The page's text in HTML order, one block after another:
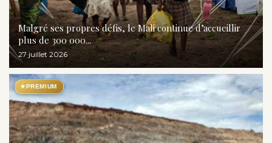
Malgré ses propres défis, le Mali continue d’accueillir
plus de 300 000...
27 juillet 2026
★PREMIUM